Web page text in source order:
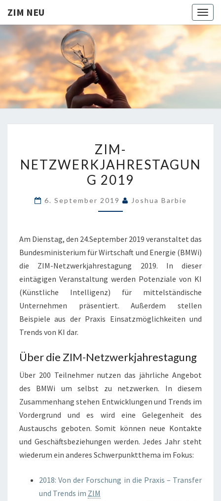
ZIM NEU
ZIM
NEU
Aktuelles
zur ZIM
Förderung
2019
ZIM-
NETZWERKJAHRESTAGUN
G 2019
6. September 2019 Joshua Barbie
Am Dienstag, den 24.September 2019 veranstaltet das
Bundesministerium für Wirtschaft und Energie (BMWi)
die ZIM-Netzwerkjahrestagung 2019. In dieser
eintägigen Veranstaltung werden Potenziale von KI
(Künstliche Intelligenz) für mittelständische
Unternehmen präsentiert. Außerdem stellen
Beispiele aus der Praxis Einsatzmöglichkeiten und
Trends von KI dar.
Über die ZIM-Netzwerkjahrestagung
Über 200 Teilnehmer nutzen das jährliche Angebot
des BMWi um selbst zu netzwerken. In diesem
Zusammenhang stehen Entwicklungen und Trends im
Vordergrund und es wird eine Gelegenheit des
Austauschs geboten. Somit können neue Kontakte
und Geschäftsbeziehungen werden. Jedes Jahr steht
wiederum ein anderes Schwerpunktthema im Fokus:
2018: Von der Forschung in die Praxis – Transfer
und Trends im ZIM